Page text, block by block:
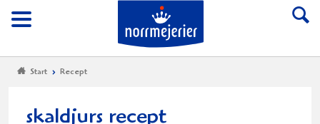
Meny
Till Norrmejerier
Start Recept
skaldjurs recept